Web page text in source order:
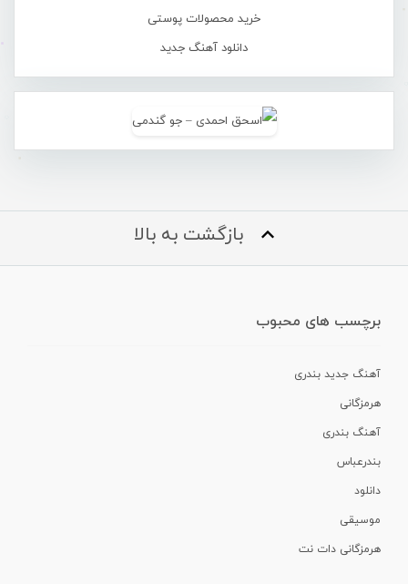
خرید محصولات پوستی
دانلود آهنگ جدید
بازگشت به بالا
برچسب های محبوب
آهنگ جدید بندری
هرمزگانی
آهنگ بندری
بندرعباس
دانلود
موسیقی
هرمزگانی دات نت